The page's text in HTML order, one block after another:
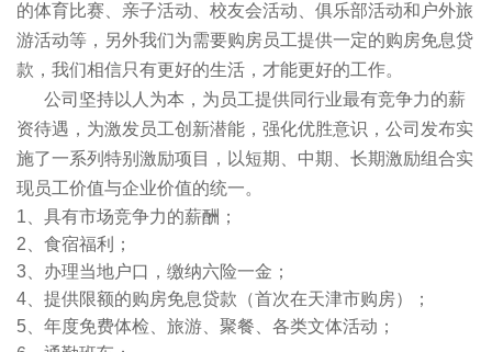
的体育比赛、亲子活动、校友会活动、俱乐部活动和户外旅
游活动等，另外我们为需要购房员工提供一定的购房免息贷
款，我们相信只有更好的生活，才能更好的工作。
公司坚持以人为本，为员工提供同行业最有竞争力的薪
资待遇，为激发员工创新潜能，强化优胜意识，公司发布实
施了一系列特别激励项目，以短期、中期、长期激励组合实
现员工价值与企业价值的统一。
1 、具有市场竞争力的薪酬；
2 、食宿福利；
3 、办理当地户口，缴纳六险一金；
4 、提供限额的购房免息贷款（首次在天津市购房）；
5 、年度免费体检、旅游、聚餐、各类文体活动；